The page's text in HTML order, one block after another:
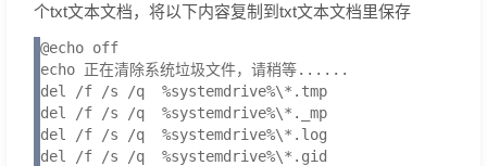
个txt文本文档，将以下内容复制到txt文本文档里保存
@echo off
echo 正在清除系统垃圾文件，请稍等......
del /f /s /q  %systemdrive%\*.tmp
del /f /s /q  %systemdrive%\*._mp
del /f /s /q  %systemdrive%\*.log
del /f /s /q  %systemdrive%\*.gid